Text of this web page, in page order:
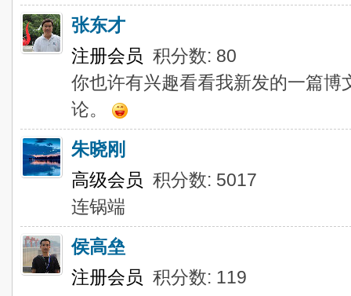
张东才
注册会员 积分数: 80
你也许有兴趣看看我新发的一篇博
论。
朱晓刚
高级会员 积分数: 5017
连锅端
侯高垒
注册会员 积分数: 119